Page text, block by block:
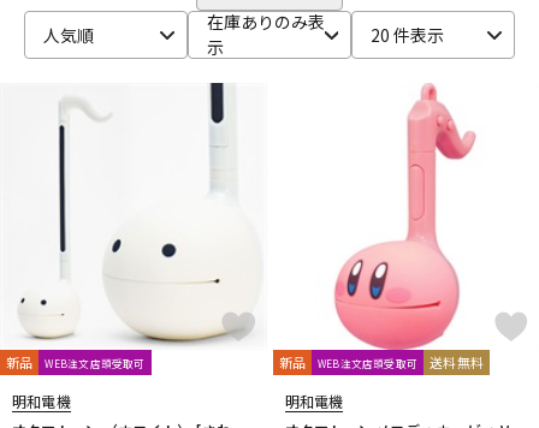
パーカッション
キーボード 電子ピアノ
管楽器 その他楽器
人気順
在庫ありのみ表
示
20 件表示
新品 WEB注文店頭受取可
明和電機
新品 WEB注文店頭受取可 送料無料
明和電機